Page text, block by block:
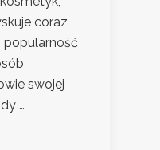
coraz
popularność
swojej
…